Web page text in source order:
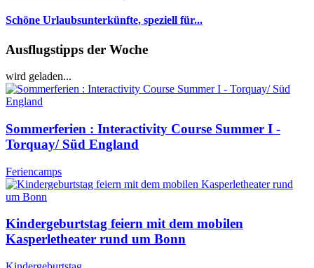
Schöne Urlaubsunterkünfte, speziell für...
Ausflugstipps der Woche
wird geladen...
Sommerferien : Interactivity Course Summer I -
Torquay/ Süd England
Feriencamps
Kindergeburtstag feiern mit dem mobilen
Kasperletheater rund um Bonn